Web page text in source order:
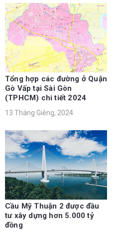
Tổng hợp các đường ở Quận
Gò Vấp tại Sài Gòn
(TPHCM) chi tiết 2024
13 Tháng Giêng, 2024
Cầu Mỹ Thuận 2 được đầu
tư xây dựng hơn 5.000 tỷ
đồng